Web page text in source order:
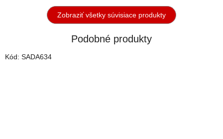
Zobraziť všetky súvisiace produkty
Podobné produkty
Kód: SADA634